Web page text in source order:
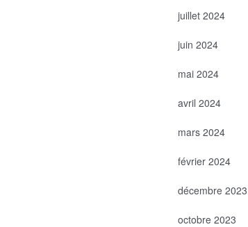
juillet 2024
juin 2024
mai 2024
avril 2024
mars 2024
février 2024
décembre 2023
octobre 2023